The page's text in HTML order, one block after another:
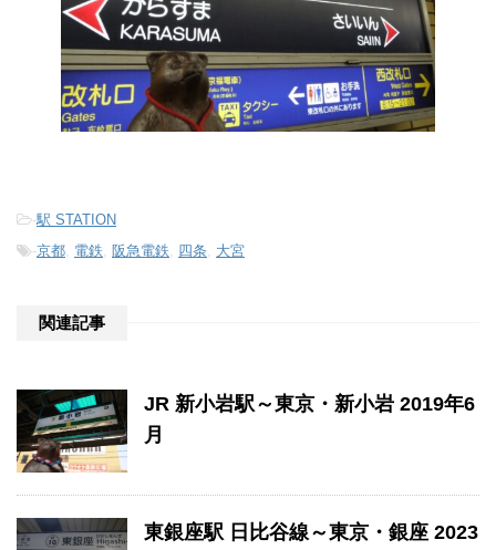
-駅 STATION
-京都 電鉄 阪急電鉄 四条 大宮
関連記事
JR 新小岩駅～東京・新小岩 2019年6
月
東銀座駅 日比谷線～東京・銀座 2023